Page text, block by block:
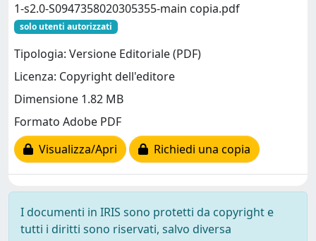
1-s2.0-S0947358020305355-main copia.pdf
solo utenti autorizzati
Tipologia: Versione Editoriale (PDF)
Licenza: Copyright dell'editore
Dimensione 1.82 MB
Formato Adobe PDF
Visualizza/Apri
Richiedi una copia
I documenti in IRIS sono protetti da copyright e
tutti i diritti sono riservati, salvo diversa